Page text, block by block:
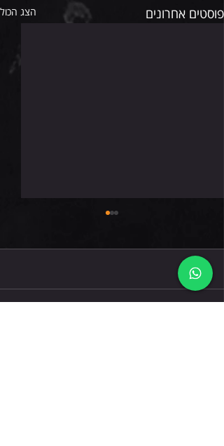
פוסטים אחרונים הצג הכול
חמישי 6.8.26
תגובות